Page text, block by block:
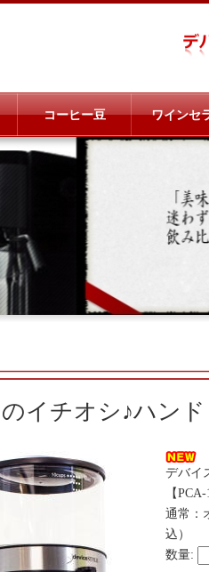
イチオシ♪ハン
デバイ
【PCA-
通常：
込）
数量:
コーヒー豆 ワインセ